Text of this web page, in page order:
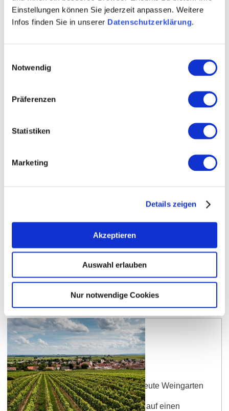
Einstellungen können Sie jederzeit anpassen. Weitere
Infos finden Sie in unserer Datenschutzerklärung.
Notwendig
Präferenzen
Statistiken
Marketing
Details zeigen
Akzeptieren
Auswahl erlauben
Nur notwendige Cookies
Die Lage wurde um 1500 mit dem Namen "yn der
Bechtheimer Rosengarten
Ob Wildrose oder Rosengarten – heute Weingarten
So ein einfacher Begriff, so viele
Deutungsmöglichkeiten! Es könnte auf einen